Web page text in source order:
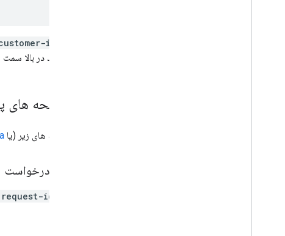
id
نمایه خود در بالا
سرصفحه های
سرصفحه های زیر (یا
شناسه درخواست
request-id